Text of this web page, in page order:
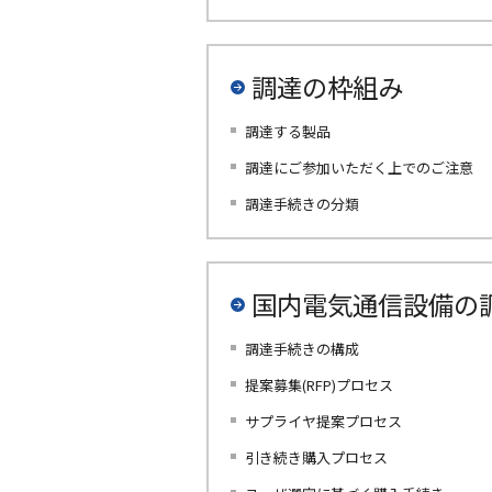
調達の枠組み
調達する製品
調達にご参加いただく上でのご注意
調達手続きの分類
国内電気通信設備の
調達手続きの構成
提案募集(RFP)プロセス
サプライヤ提案プロセス
引き続き購入プロセス